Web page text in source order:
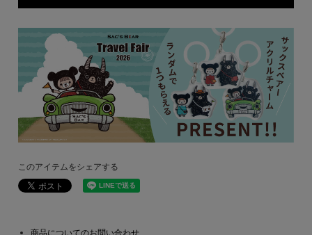
このアイテムをシェアする
商品についてのお問い合わせ